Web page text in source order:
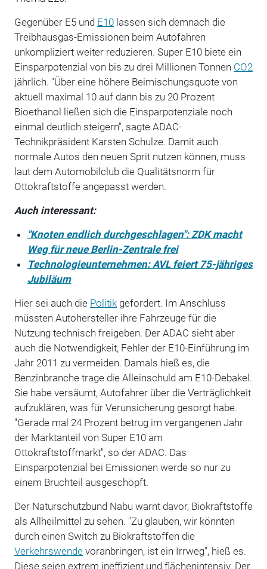
Gegenüber E5 und E10lassen sich demnach die
Treibhausgas-Emissionen beim Autofahren
unkompliziert weiter reduzieren. Super E10 biete ein
Einsparpotenzial von bis zu drei Millionen Tonnen CO2
jährlich. "Über eine höhere Beimischungsquote von
aktuell maximal 10 auf dann bis zu 20 Prozent
Bioethanol ließen sich die Einsparpotenziale noch
einmal deutlich steigern", sagte ADAC-
Technikpräsident Karsten Schulze. Damit auch
normale Autos den neuen Sprit nutzen können, muss
laut dem Automobilclub die Qualitätsnorm für
Ottokraftstoffe angepasst werden.
Auch interessant:
"Knoten endlich durchgeschlagen": ZDK macht
Weg für neue Berlin-Zentrale frei
Technologieunternehmen: AVL feiert 75-jähriges
Jubiläum
Hier sei auch die Politikgefordert. Im Anschluss
müssten Autohersteller ihre Fahrzeuge für die
Nutzung technisch freigeben. Der ADAC sieht aber
auch die Notwendigkeit, Fehler der E10-Einführung im
Jahr 2011 zu vermeiden. Damals hieß es, die
Benzinbranche trage die Alleinschuld am E10-Debakel.
Sie habe versäumt, Autofahrer über die Verträglichkeit
aufzuklären, was für Verunsicherung gesorgt habe.
"Gerade mal 24 Prozent betrug im vergangenen Jahr
der Marktanteil von Super E10 am
Ottokraftstoffmarkt", so der ADAC. Das
Einsparpotenzial bei Emissionen werde so nur zu
einem Bruchteil ausgeschöpft.
Der Naturschutzbund Nabu warnt davor, Biokraftstoffe
als Allheilmittel zu sehen. "Zu glauben, wir könnten
durch einen Switch zu Biokraftstoffen die
Verkehrswendevoranbringen, ist ein Irrweg", hieß es.
Diese seien extrem ineffizient und flächenintensiv. Der